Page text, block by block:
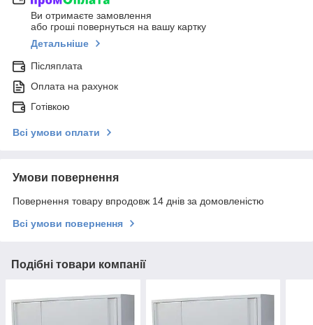
Ви отримаєте замовлення
або гроші повернуться на вашу картку
Детальніше
Післяплата
Оплата на рахунок
Готівкою
Всі умови оплати
Умови повернення
Повернення товару впродовж 14 днів за домовленістю
Всі умови повернення
Подібні товари компанії